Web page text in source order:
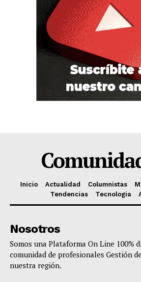
Inicio Actualidad Columnistas
Tendencias
Tecnologia
Nosotros
Somos una Plataforma On Line 100%
comunidad de profesionales Gestión
nuestra región.